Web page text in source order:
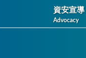
資安宣導
Advocacy